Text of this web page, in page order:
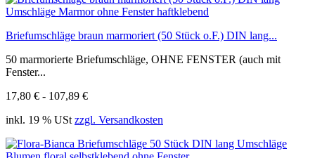
Briefumschläge braun marmoriert (50 Stück o.F.) DIN lang...
50 marmorierte Briefumschläge, OHNE FENSTER (auch mit
Fenster...
17,80 € - 107,89 €
inkl. 19 % USt zzgl. Versandkosten